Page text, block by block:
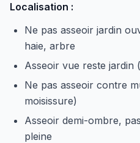
Localisation :
Ne pas asseoir jardin
haie, arbre
Asseoir vue reste jardin
Ne pas asseoir contre
moisissure)
Asseoir demi-ombre,
pleine